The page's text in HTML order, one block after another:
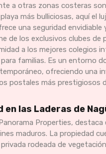
a otras zonas costeras
más bulliciosas, aquí el
una seguridad
de los exclusivos clubes de
a los mejores colegios
familias. Es un entorno
ofreciendo una
postales más prestigiosos
las Laderas de
Properties, destaca
maduros. La propiedad
rodeada de